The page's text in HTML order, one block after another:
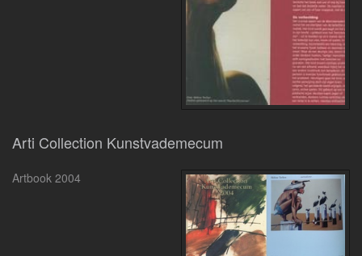
Arti Collection Kunstvademecum
Artbook 2004